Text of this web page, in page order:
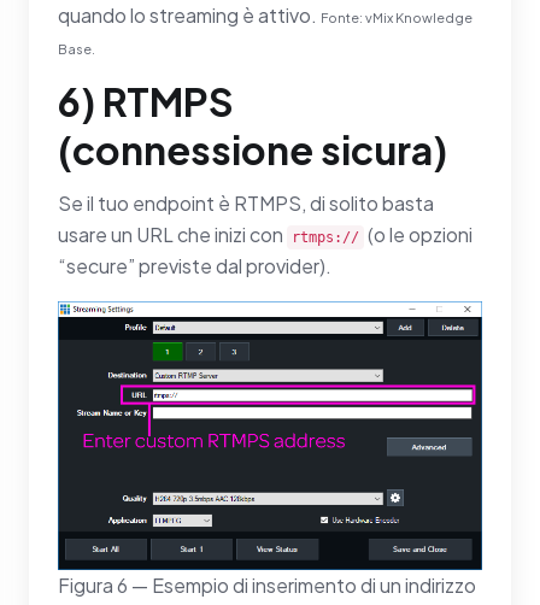
quando lo streaming è attivo. Fonte: vMix Knowledge
Base.
6) RTMPS
(connessione sicura)
Se il tuo endpoint è RTMPS, di solito basta
usare un URL che inizi con
rtmps:// (o le opzioni
“secure” previste dal provider).
Figura 6 — Esempio di inserimento di un indirizzo